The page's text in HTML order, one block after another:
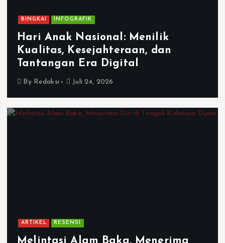
BINGKAI INFOGRAFIK
Hari Anak Nasional: Menilik
Kualitas, Kesejahteraan, dan
Tantangan Era Digital
By Redaksi Juli 24, 2026
ARTIKEL RESENSI
Melintasi Alam Baka, Menerima